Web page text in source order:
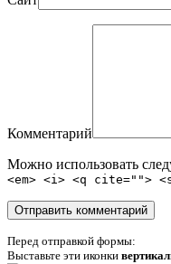
Комментарий
Можно использовать
<em> <i> <q cite="">
Перед отправкой формы:
Выставьте эти иконки